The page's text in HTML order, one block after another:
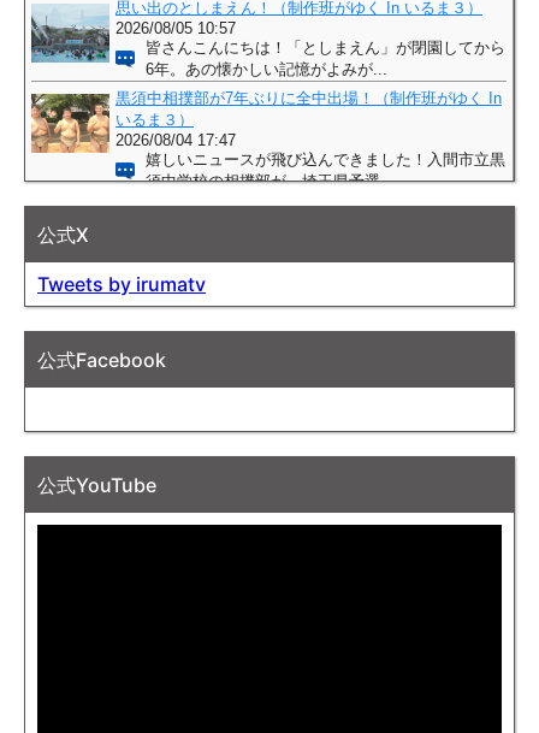
公式X
Tweets by irumatv
公式Facebook
公式YouTube